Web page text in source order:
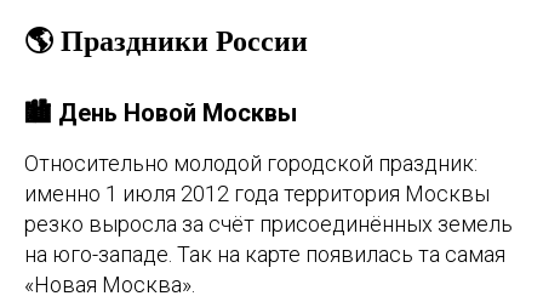
🌎 Праздники России
🏙️ День Новой Москвы
Относительно молодой городской праздник:
именно 1 июля 2012 года территория Москвы
резко выросла за счёт присоединённых земель
на юго-западе. Так на карте появилась та самая
«Новая Москва».